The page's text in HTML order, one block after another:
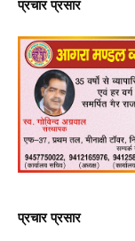
प्रचार प्रसार
प्रचार प्रसार